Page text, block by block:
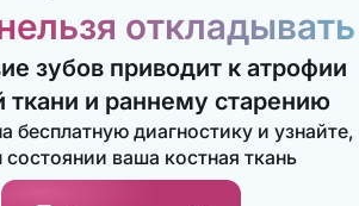
откладывать
зубов приводит к атрофии
ткани и раннему старению
бесплатную диагностику и узнайте,
состоянии ваша костная ткань